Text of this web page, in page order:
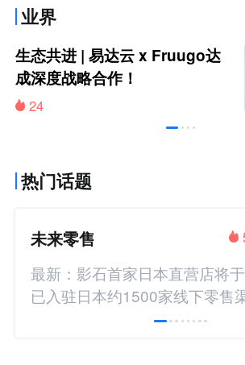
业界
生态共进 | 易达云 x Fruugo达
成深度战略合作！
24
热门话题
未来零售
最新：影石首家日本直营店将
已入驻日本约1500家线下零售